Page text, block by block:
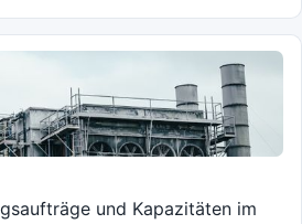
und Kapazitäten im